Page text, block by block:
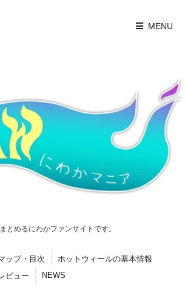
MENU
とめるにわかファンサイトです。
ップ・目次
ホットウィールの基本情報
ビュー NEWS